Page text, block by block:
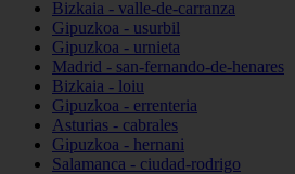
Bizkaia - valle-de-carranza
Gipuzkoa - usurbil
Gipuzkoa - urnieta
Madrid - san-fernando-de-henares
Bizkaia - loiu
Gipuzkoa - errenteria
Asturias - cabrales
Gipuzkoa - hernani
Salamanca - ciudad-rodrigo